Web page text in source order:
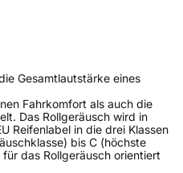
Gesamtlautstärke eines
Fahrkomfort als auch die
Das Rollgeräusch wird in
Reifenlabel in die drei Klassen
bis C (höchste
das Rollgeräusch orientiert